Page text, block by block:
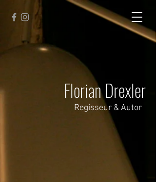
Florian Drexler
Regisseur & Autor